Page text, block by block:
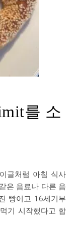
를 소
은 음료나 다른 음
빵이고 16세기부
기 시작했다고 합